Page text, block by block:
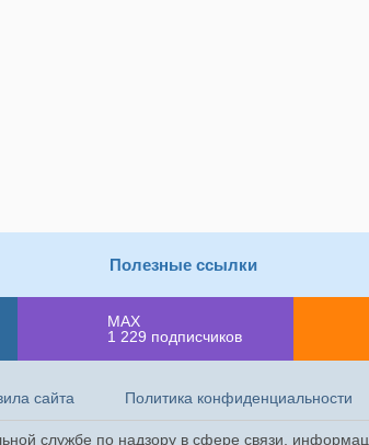
Полезные ссылки
MAX
1 229 подписчиков
сайта Политика конфиденциальности
службе по надзору в сфере связи,